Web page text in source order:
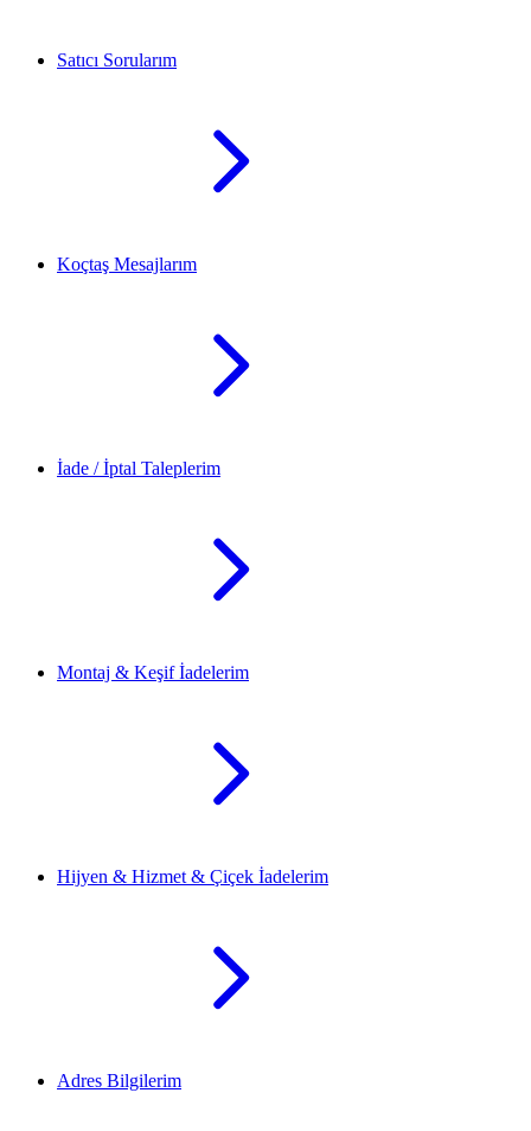
Satıcı Sorularım
Koçtaş Mesajlarım
İade / İptal Taleplerim
Montaj & Keşif İadelerim
Hijyen & Hizmet & Çiçek İadelerim
Adres Bilgilerim